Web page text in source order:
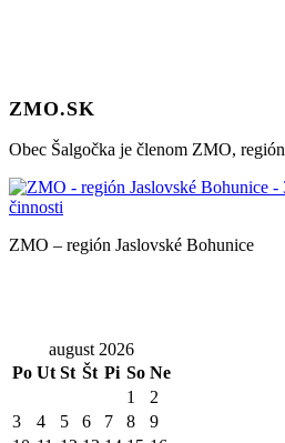
ZMO.SK
Obec Šalgočka je členom ZMO,
ZMO – región Jaslovské Bohunice
august 2026
Po Ut St Št Pi So Ne
1
2
3
4 5 6 7 8
9